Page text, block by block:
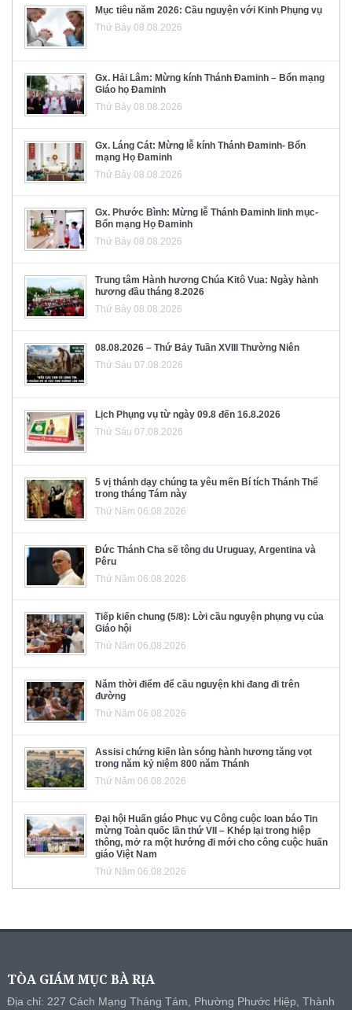
Mục tiêu năm 2026: Cầu nguyện với Kinh Phụng vụ
Thứ Bảy 08.08.2026
Gx. Hải Lâm: Mừng kính Thánh Đaminh – Bổn mạng
Giáo họ Đaminh
Thứ Bảy 08.08.2026
Gx. Láng Cát: Mừng lễ kính Thánh Đaminh- Bổn
mạng Họ Đaminh
Thứ Bảy 08.08.2026
Gx. Phước Bình: Mừng lễ Thánh Đaminh linh mục-
Bổn mạng Họ Đaminh
Thứ Bảy 08.08.2026
Trung tâm Hành hương Chúa Kitô Vua: Ngày hành
hương đầu tháng 8.2026
Thứ Bảy 08.08.2026
08.08.2026 – Thứ Bảy Tuần XVIII Thường Niên
Thứ Sáu 07.08.2026
Lịch Phụng vụ từ ngày 09.8 đến 16.8.2026
Thứ Sáu 07.08.2026
5 vị thánh dạy chúng ta yêu mến Bí tích Thánh Thể
trong tháng Tám này
Thứ Năm 06.08.2026
Đức Thánh Cha sẽ tông du Uruguay, Argentina và
Pêru
Thứ Năm 06.08.2026
Tiếp kiến chung (5/8): Lời cầu nguyện phụng vụ của
Giáo hội
Thứ Năm 06.08.2026
Năm thời điểm để cầu nguyện khi đang đi trên
đường
Thứ Năm 06.08.2026
Assisi chứng kiến làn sóng hành hương tăng vọt
trong năm kỷ niệm 800 năm Thánh
Thứ Năm 06.08.2026
Đại hội Huấn giáo Phục vụ Công cuộc loan báo Tin
mừng Toàn quốc lần thứ VII – Khép lại trong hiệp
thông, mở ra một hướng đi mới cho công cuộc huấn
giáo Việt Nam
Thứ Năm 06.08.2026
TÒA GIÁM MỤC BÀ RỊA
Địa chỉ: 227 Cách Mạng Tháng Tám, Phường Phước Hiệp, Thành